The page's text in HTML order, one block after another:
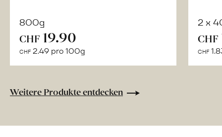
800g
CHF 19.90
CHF 2.49 pro 100g
2 x
CHF
CHF
Weitere Produkte entdecken